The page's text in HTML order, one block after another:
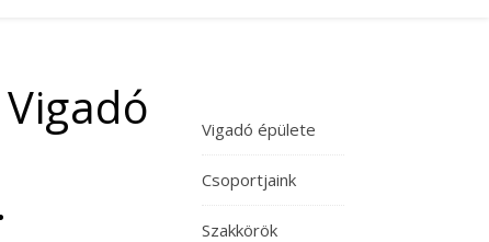
Vigadó épülete
Csoportjaink
Szakkörök